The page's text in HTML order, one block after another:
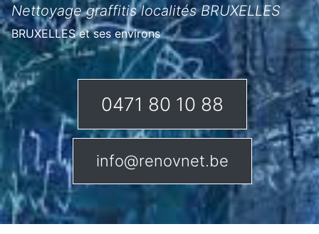
Nettoyage graffitis localités BRUXELLES
BRUXELLES et ses environs
0471 80 10 88
info@renovnet.be